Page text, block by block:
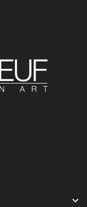
